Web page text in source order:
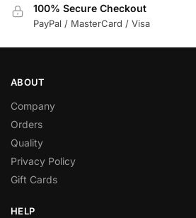
100% Secure Checkout
PayPal / MasterCard / Visa
ABOUT
Company
Orders
Quality
Privacy Policy
Gift Cards
HELP